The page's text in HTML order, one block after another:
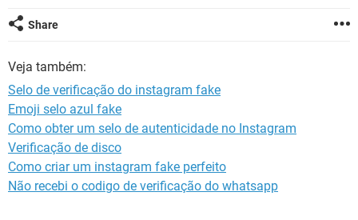
GUIA DE COMPRAS
INSTAGRAM
Share
Veja também:
Selo de verificação do instagram fake
Emoji selo azul fake
Como obter um selo de autenticidade no Instagram
Verificação de disco
Como criar um instagram fake perfeito
Não recebi o codigo de verificação do whatsapp